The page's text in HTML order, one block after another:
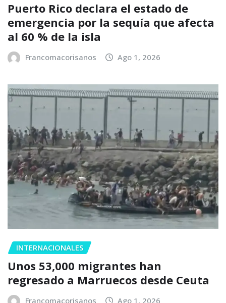
Puerto Rico declara el estado de
emergencia por la sequía que afecta
al 60 % de la isla
Francomacorisanos Ago 1, 2026
INTERNACIONALES
Unos 53,000 migrantes han
regresado a Marruecos desde Ceuta
Francomacorisanos Ago 1, 2026